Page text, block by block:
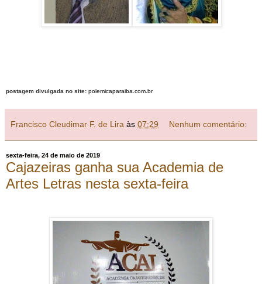
postagem divulgada no site: polemicaparaiba.com.br
Francisco Cleudimar F. de Lira às 07:29 Nenhum comentário:
sexta-feira, 24 de maio de 2019
Cajazeiras ganha sua Academia de
Artes Letras nesta sexta-feira